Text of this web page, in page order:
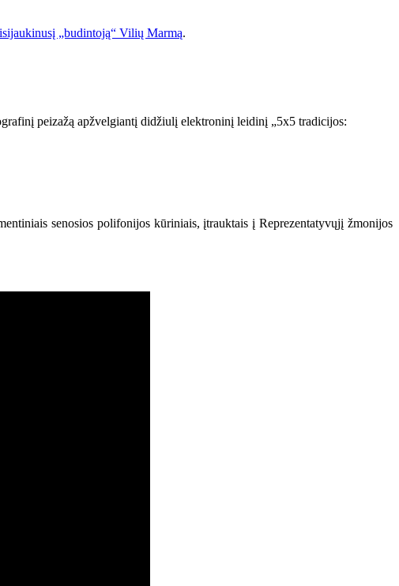
„budintoją“ Vilių Marmą.
peizažą apžvelgiantį didžiulį elektroninį leidinį „5x5 tradicijos:
senosios polifonijos kūriniais, įtrauktais į Reprezentatyvųjį žmonijos